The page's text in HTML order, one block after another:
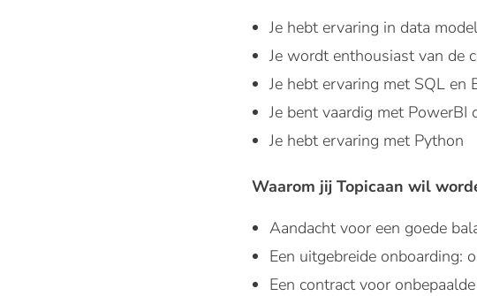
Je hebt ervaring in data
Je wordt enthousiast van de
Je hebt ervaring met SQL en
Je bent vaardig met
Je hebt ervaring met Python
Waarom jij Topicaan wil
Aandacht voor een goede
Een uitgebreide onboarding:
Een contract voor